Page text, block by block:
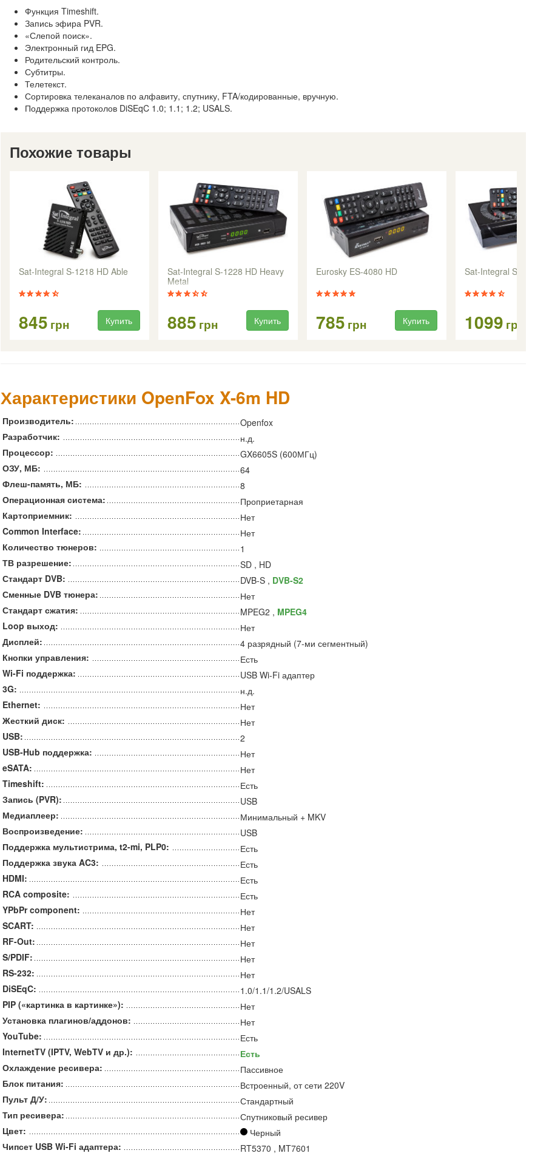
Функция Timeshift.
Запись эфира PVR.
«Слепой поиск».
Электронный гид EPG.
Родительский контроль.
Субтитры.
Телетекст.
Сортировка телеканалов по алфавиту, спутнику, FTA/кодированные, вручную.
Поддержка протоколов DiSEqC 1.0; 1.1; 1.2; USALS.
Похожие товары
Sat-Integral S-1218 HD Able
845 грн Купить
Sat-Integral S-1228 HD Heavy
Metal
885 грн Купить
Eurosky ES-4080 HD
785 грн Купить
Sat-Integral S-
1099 грн
Характеристики OpenFox X-6m HD
Производитель:
Openfox
Разработчик:
н.д.
Процессор:
GX6605S (600МГц)
ОЗУ, МБ:
64
Флеш-память, МБ:
8
Операционная система:
Проприетарная
Картоприемник:
Нет
Common Interface:
Нет
Количество тюнеров:
1
ТВ разрешение:
SD , HD
Стандарт DVB:
DVB-S , DVB-S2
Сменные DVB тюнера:
Нет
Стандарт сжатия:
MPEG2 , MPEG4
Loop выход:
Нет
Дисплей:
4 разрядный (7-ми сегментный)
Кнопки управления:
Есть
Wi-Fi поддержка:
USB Wi-Fi адаптер
3G:
н.д.
Ethernet:
Нет
Жесткий диск:
Нет
USB:
2
USB-Hub поддержка:
Нет
eSATA:
Нет
Timeshift:
Есть
Запись (PVR):
USB
Медиаплеер:
Минимальный + MKV
Воспроизведение:
USB
Поддержка мультистрима, t2-mi, PLP0:
Есть
Поддержка звука AC3:
Есть
HDMI:
Есть
RCA composite:
Есть
YPbPr component:
Нет
SCART:
Нет
RF-Out:
Нет
S/PDIF:
Нет
RS-232:
Нет
DiSEqC:
1.0/1.1/1.2/USALS
PIP («картинка в картинке»):
Нет
Установка плагинов/аддонов:
Нет
YouTube:
Есть
InternetTV (IPTV, WebTV и др.):
Есть
Охлаждение ресивера:
Пассивное
Блок питания:
Встроенный, от сети 220V
Пульт Д/У:
Стандартный
Тип ресивера:
Спутниковый ресивер
Цвет:
Черный
Чипсет USB Wi-Fi адаптера:
RT5370 , MT7601